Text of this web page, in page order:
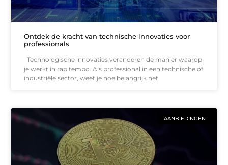
Ontdek de kracht van technische innovaties voor
professionals
Technologische innovaties veranderen de manier waarop
je werkt in rap tempo. Als professional in een technische of
industriële sector, weet je hoe belangrijk het
AANBIEDINGEN